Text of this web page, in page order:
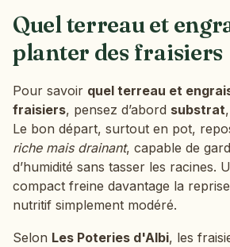
Quel terreau et
planter des fraisiers
Pour savoir quel terreau et
fraisiers, pensez d’abord substrat
Le bon départ, surtout en pot,
riche mais drainant, capable de
d’humidité sans tasser les racines.
compact freine davantage la
nutritif simplement modéré.
Selon Les Poteries d'Albi, les